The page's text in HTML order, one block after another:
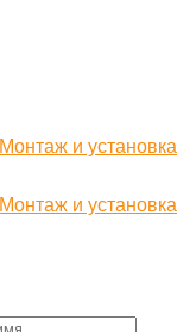
Монтаж и установка
Монтаж и установка